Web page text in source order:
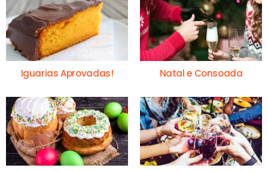
Iguarias Aprovadas! Natal e Consoada